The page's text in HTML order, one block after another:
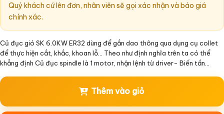
Quý khách cứ lên đơn, nhân viên sẽ gọi xác nhận và báo giá
chính xác.
Củ đục gió SK 6.0KW ER32 dùng để gắn dao thông qua dụng cụ collet
để thực hiện cắt, khắc, khoan lỗ… Theo như định nghĩa trên ta có thể
khẳng định Củ đục spindle là 1 motor, nhận lệnh từ driver- Biến tần…
Thêm vào giỏ